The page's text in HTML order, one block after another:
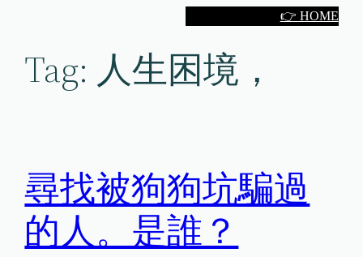
👉 HOME
Tag: 人生困境，
尋找被狗狗坑騙過
的人。是誰？